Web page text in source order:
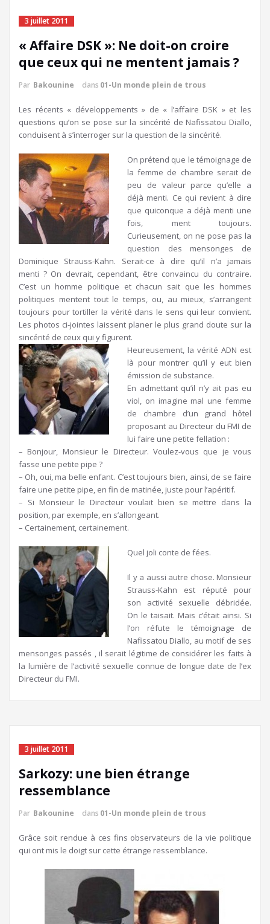
3 juillet 2011
« Affaire DSK »: Ne doit-on croire
que ceux qui ne mentent jamais ?
Par Bakounine dans 01-Un monde plein de trous
Les récents « développements » de « l’affaire DSK » et les
questions qu’on se pose sur la sincérité de Nafissatou Diallo,
conduisent à s’interroger sur la question de la sincérité.
On prétend que le témoignage de
la femme de chambre serait de
peu de valeur parce qu’elle a
déjà menti. Ce qui revient à dire
que quiconque a déjà menti une
fois, ment toujours.
Curieusement, on ne pose pas la
question des mensonges de
Dominique Strauss-Kahn. Serait-ce à dire qu’il n’a jamais
menti ? On devrait, cependant, être convaincu du contraire.
C’est un homme politique et chacun sait que les hommes
politiques mentent tout le temps, ou, au mieux, s’arrangent
toujours pour tortiller la vérité dans le sens qui leur convient.
Les photos ci-jointes laissent planer le plus grand doute sur la
sincérité de ceux qui y figurent.
Heureusement, la vérité ADN est
là pour montrer qu’il y eut bien
émission de substance.
En admettant qu’il n’y ait pas eu
viol, on imagine mal une femme
de chambre d’un grand hôtel
proposant au Directeur du FMI de
lui faire une petite fellation :
– Bonjour, Monsieur le Directeur. Voulez-vous que je vous
fasse une petite pipe ?
– Oh, oui, ma belle enfant. C’est toujours bien, ainsi, de se faire
faire une petite pipe, en fin de matinée, juste pour l’apéritif.
– Si Monsieur le Directeur voulait bien se mettre dans la
position, par exemple, en s’allongeant.
– Certainement, certainement.
Quel joli conte de fées.
Il y a aussi autre chose. Monsieur
Strauss-Kahn est réputé pour
son activité sexuelle débridée.
On le taisait. Mais c’était ainsi. Si
l’on réfute le témoignage de
Nafissatou Diallo, au motif de ses
mensonges passés , il serait légitime de considérer les faits à
la lumière de l’activité sexuelle connue de longue date de l’ex
Directeur du FMI.
3 juillet 2011
Sarkozy: une bien étrange
ressemblance
Par Bakounine dans 01-Un monde plein de trous
Grâce soit rendue à ces fins observateurs de la vie politique
qui ont mis le doigt sur cette étrange ressemblance.